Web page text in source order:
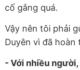
cố gắng quá.
Vậy nên tôi phải
Duyên vì đã
- Với nhiều